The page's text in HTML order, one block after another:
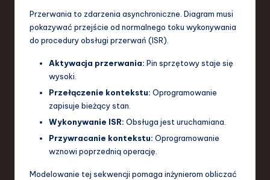
Przerwania to zdarzenia asynchroniczne. Diagram musi
pokazywać przejście od normalnego toku wykonywania
do procedury obsługi przerwań (ISR).
Aktywacja przerwania: Pin sprzętowy staje się
wysoki.
Przełączenie kontekstu: Oprogramowanie
zapisuje bieżący stan.
Wykonywanie ISR: Obsługa jest uruchamiana.
Przywracanie kontekstu: Oprogramowanie
wznowi poprzednią operację.
Modelowanie tej sekwencji pomaga inżynierom obliczać